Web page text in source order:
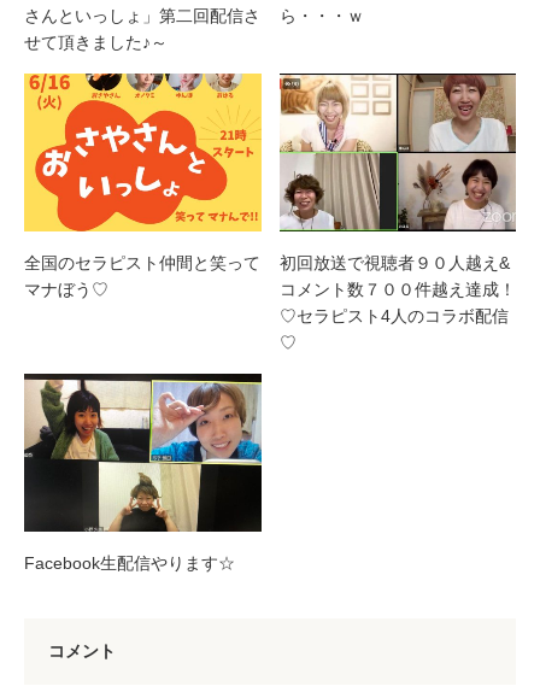
さんといっしょ」第二回配信さ
せて頂きました♪～
ら・・・ｗ
全国のセラピスト仲間と笑って
マナぼう♡
初回放送で視聴者９０人越え&
コメント数７００件越え達成！
♡セラピスト4人のコラボ配信
♡
Facebook生配信やります☆
コメント